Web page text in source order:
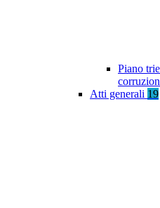
Piano
Atti generali 19